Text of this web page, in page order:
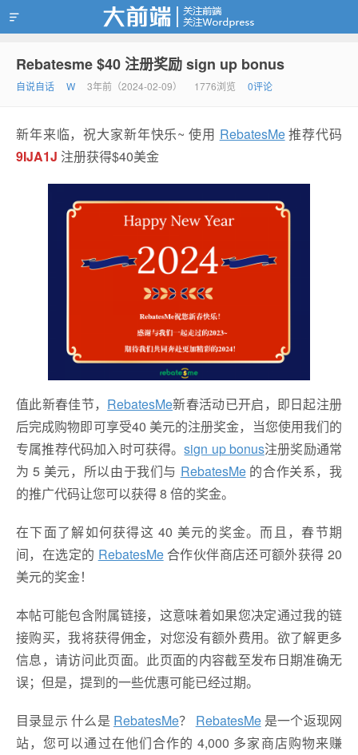
靠谱赚钱
Rebatesme $40 注册奖励 sign up bonus
自说自话 W 3年前（2024-02-09） 1776浏览 0评论
新年来临，祝大家新年快乐~ 使用 RebatesMe推荐代码
9IJA1J 注册获得$40美金
值此新春佳节， RebatesMe新春活动已开启，即日起注册
后完成购物即可享受40 美元的注册奖金，当您使用我们的
专属推荐代码加入时可获得。sign up bonus注册奖励通常
为 5 美元，所以由于我们与 RebatesMe的合作关系，我
的推广代码让您可以获得 8 倍的奖金。
在下面了解如何获得这 40 美元的奖金。而且，春节期
间，在选定的 RebatesMe合作伙伴商店还可额外获得 20
美元的奖金！
本帖可能包含附属链接，这意味着如果您决定通过我的链
接购买，我将获得佣金，对您没有额外费用。欲了解更多
信息，请访问此页面。此页面的内容截至发布日期准确无
误；但是，提到的一些优惠可能已经过期。
目录显示 什么是 RebatesMe？ RebatesMe是一个返现网
站，您可以通过在他们合作的 4,000 多家商店购物来赚